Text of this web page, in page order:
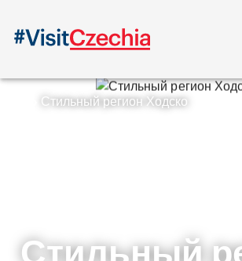
Стильный регион Ходско
Стильный